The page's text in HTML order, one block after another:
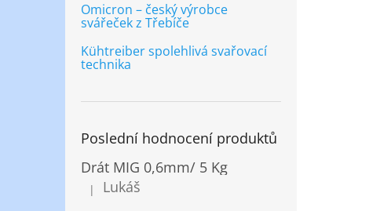
Omicron – český výrobce
svářeček z Třebíče
Kühtreiber spolehlivá svařovací
technika
Poslední hodnocení produktů
Drát MIG 0,6mm/ 5 Kg
Hodnocení produktu je 5 z 5 hvězdiček.
|
Lukáš